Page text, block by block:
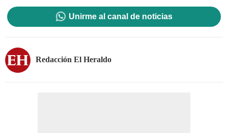
Unirme al canal de noticias
Redacción El Heraldo